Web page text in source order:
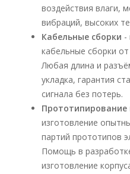
воздействия влаги,
вибраций, высоких
Кабельные сборки -
кабельные сборки
Любая длина и
укладка, гарантия
сигнала без потерь.
Прототипирование
изготовление
партий прототипов
Помощь в
изготовление